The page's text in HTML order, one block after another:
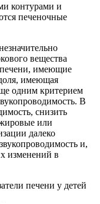
контурами и
печеночные
вещества
печени, имеющие
имеющая
одним критерием
В
снизить
или
далеко
и,
изменений в
печени у детей